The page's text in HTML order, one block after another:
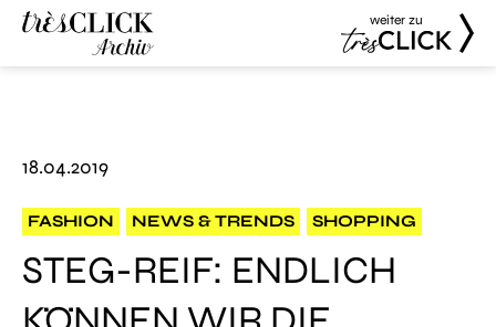
weiter zu
18.04.2019
FASHION NEWS & TRENDS SHOPPING
STEG-REIF: ENDLICH